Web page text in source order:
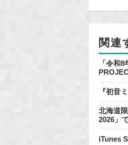
関連
「令和
『初音
北海道
2026」
iTunes